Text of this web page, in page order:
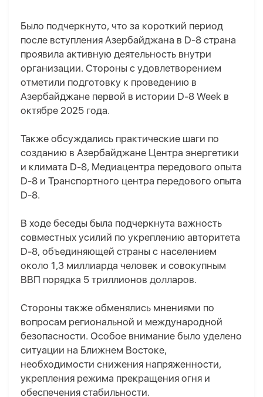
Было подчеркнуто, что за короткий период
после вступления Азербайджана в D-8 страна
проявила активную деятельность внутри
организации. Стороны с удовлетворением
отметили подготовку к проведению в
Азербайджане первой в истории D-8 Week в
октябре 2025 года.
Также обсуждались практические шаги по
созданию в Азербайджане Центра энергетики
и климата D-8, Медиацентра передового опыта
D-8 и Транспортного центра передового опыта
D-8.
В ходе беседы была подчеркнута важность
совместных усилий по укреплению авторитета
D-8, объединяющей страны с населением
около 1,3 миллиарда человек и совокупным
ВВП порядка 5 триллионов долларов.
Стороны также обменялись мнениями по
вопросам региональной и международной
безопасности. Особое внимание было уделено
ситуации на Ближнем Востоке,
необходимости снижения напряженности,
укрепления режима прекращения огня и
обеспечения стабильности.